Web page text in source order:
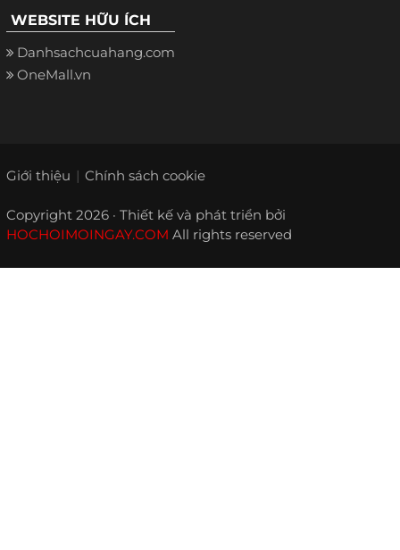
WEBSITE HỮU ÍCH
Danhsachcuahang.com
OneMall.vn
Giới thiệu Chính sách cookie
Copyright 2026 · Thiết kế và phát triển bởi
HOCHOIMOINGAY.COM All rights reserved